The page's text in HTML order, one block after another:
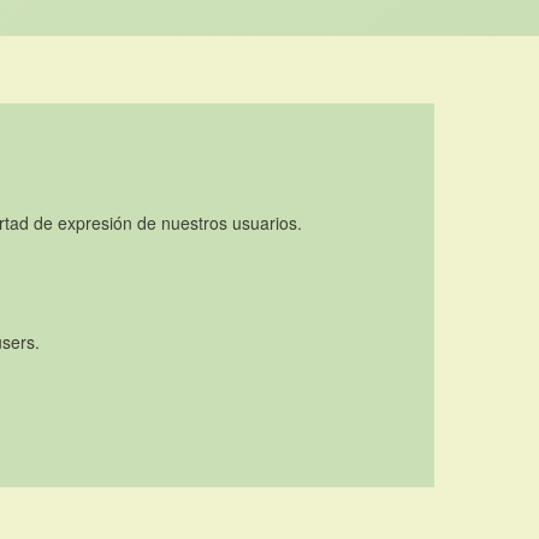
de expresión de nuestros usuarios.